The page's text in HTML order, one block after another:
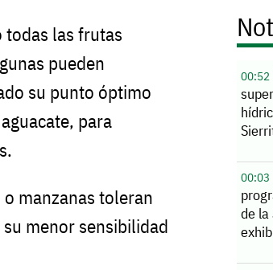
todas las frutas
pueden
su punto óptimo
para
manzanas toleran
menor sensibilidad
00:52
00:03
de la